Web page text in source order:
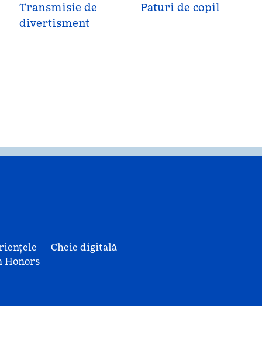
Transmisie de
divertisment
Paturi de copil
Honors
Cheie digitală